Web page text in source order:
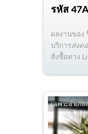
รหัส
ผลงานของ
บริการส่งด
สั่งซื้อทาง